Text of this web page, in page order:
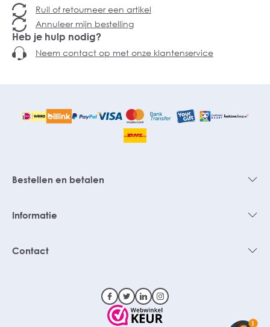
Ruil of retourneer een artikel
Annuleer mijn bestelling
Heb je hulp nodig?
Neem contact op met onze klantenservice
Bestellen en betalen
Informatie
Contact
1